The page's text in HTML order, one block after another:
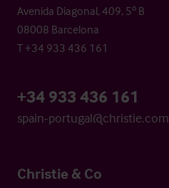
Avenida Diagonal, 409, 5º B
08008 Barcelona
T +34 933 436 161
+34 933 436 161
spain-portugal@christie.com
Christie & Co